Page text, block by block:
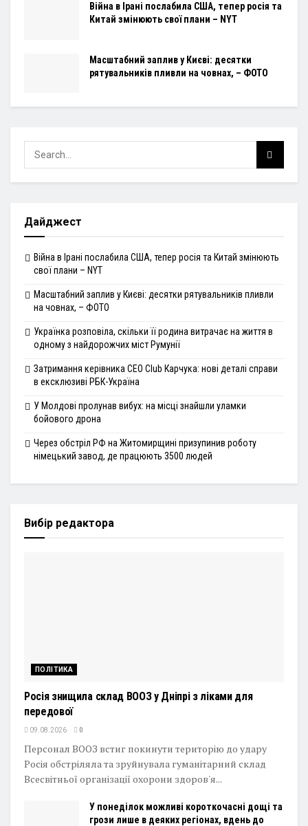
Війна в Ірані послабила США, тепер росія та
Китай змінюють свої плани – NYT
Масштабний заплив у Києві: десятки
рятувальників пливли на човнах, – ФОТО
Дайджест
Війна в Ірані послабила США, тепер росія та Китай змінюють
свої плани – NYT
Масштабний заплив у Києві: десятки рятувальників пливли
на човнах, – ФОТО
Українка розповіла, скільки її родина витрачає на життя в
одному з найдорожчих міст Румунії
Затримання керівника CEO Club Карчука: нові деталі справи
в ексклюзиві РБК-Україна
У Молдові пролунав вибух: на місці знайшли уламки
бойового дрона
Через обстріл РФ на Житомирщині призупинив роботу
німецький завод, де працюють 3500 людей
Вибір редактора
ПОЛІТИКА
Росія знищила склад ВООЗ у Дніпрі з ліками для
передової
09.08.2026 0
Персонал ВООЗ встиг покинути територію до удару
Росія обстріляла та зруйнувала гуманітарний склад
Всесвітньої організації охорони здоров'я...
У понеділок можливі короткочасні дощі та
грози лише в деяких регіонах, вдень до